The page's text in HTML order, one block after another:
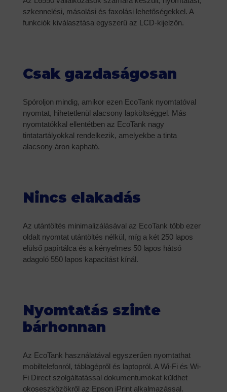
szkennelési, másolási és faxolási lehetőségekkel. A
funkciók kiválasztása egyszerű az LCD-kijelzőn.
Csak gazdaságosan
Spóroljon mindig, amikor ezen EcoTank nyomtatóval
nyomtat, hihetetlenül alacsony lapköltséggel. Más
nyomtatókkal ellentétben az EcoTank nagy
tintatartályokkal rendelkezik, amelyekbe a tinta
alacsony áron kapható.
Nincs elakadás
Az utántöltés minimalizálásával az EcoTank több ezer
oldalt nyomtat utántöltés nélkül, míg a két 250 lapos
elülső papírtálca és a kényelmes 50 lapos hátsó
adagoló 550 lapos kapacitást kínál.
Nyomtatás szinte
bárhonnan
Az EcoTank használatával egyszerűen nyomtathat
mobiltelefonról, táblagépről és laptopról. A Wi-Fi és Wi-
Fi Direct szolgáltatással dokumentumokat küldhet
okoseszközökről az Epson iPrint alkalmazással.